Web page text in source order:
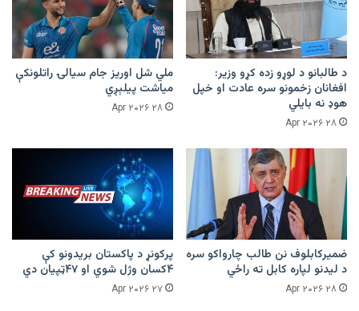
د طالبانو د لوړو زده کړو وزیر:
افغانان زخمونو سره عادت او خپل
هوډ نه بایلي
۲۸ Apr ۲۰۲۶
ملي شل اوریز جام سیالۍ راتلونکې
میاشت پیلېږي
۲۸ Apr ۲۰۲۶
ضمیرکابلوف نن طالب چارواکو سره
د لیدنو لپاره کابل ته راځي
۲۸ Apr ۲۰۲۶
پرکونړ د پاکستان بریدونو کې
۴کسان وژل شوي او ۴۷ټپیان دي
۲۷ Apr ۲۰۲۶